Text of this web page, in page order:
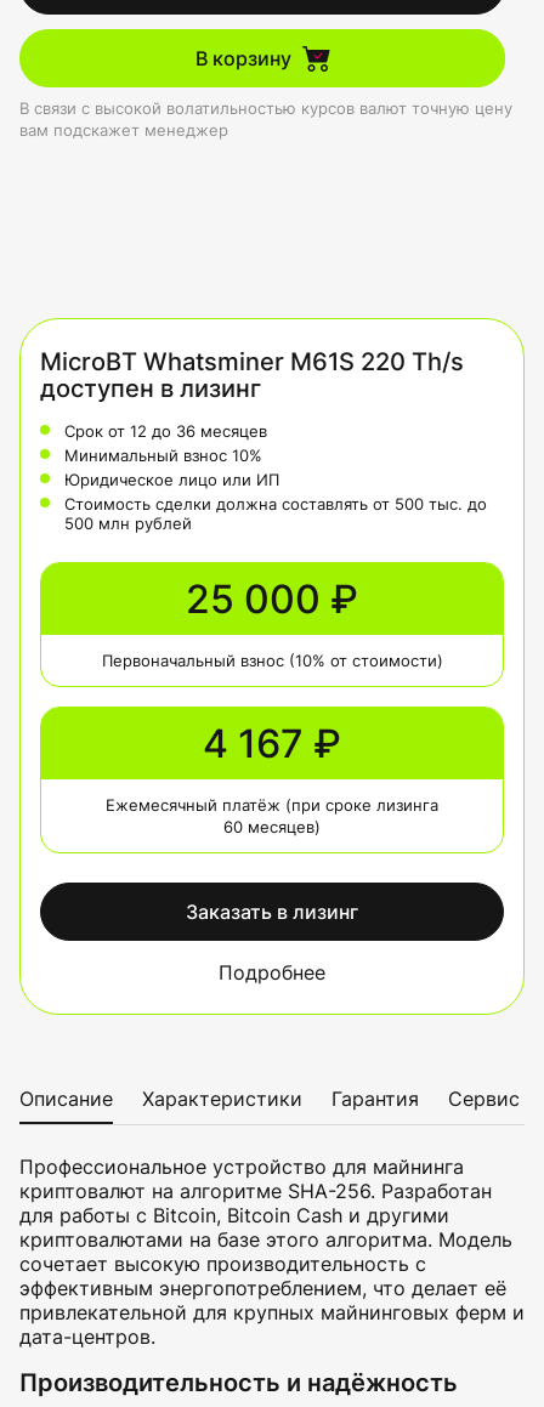
В корзину
В связи с высокой волатильностью курсов валют точную цену
вам подскажет менеджер
MicroBT Whatsminer M61S 220 Th/s
доступен в лизинг
Срок от 12 до 36 месяцев
Минимальный взнос 10%
Юридическое лицо или ИП
Стоимость сделки должна составлять от 500 тыс. до
500 млн рублей
25 000 ₽
Первоначальный взнос (10% от стоимости)
4 167 ₽
Ежемесячный платёж (при сроке лизинга
60 месяцев)
Заказать в лизинг
Подробнее
Описание Характеристики Гарантия Сервис
Профессиональное устройство для майнинга
криптовалют на алгоритме SHA-256. Разработан
для работы с Bitcoin, Bitcoin Cash и другими
криптовалютами на базе этого алгоритма. Модель
сочетает высокую производительность с
эффективным энергопотреблением, что делает её
привлекательной для крупных майнинговых ферм и
дата-центров.
Производительность и надёжность